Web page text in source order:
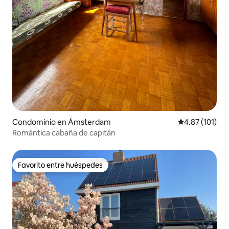
Condominio en Ámsterdam Calificación
4.87 (101)
Romántica cabaña de capitán
Favorito entre huéspedes
Favorito entre huéspedes